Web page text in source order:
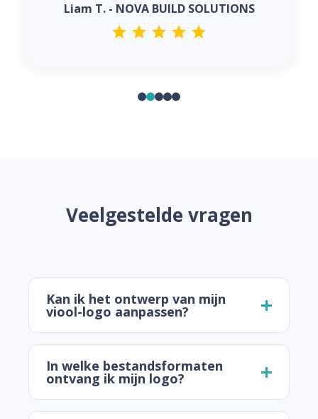
Liam T. - NOVA BUILD SOLUTIONS
Veelgestelde vragen
Kan ik het ontwerp van mijn
viool-logo aanpassen?
In welke bestandsformaten
ontvang ik mijn logo?